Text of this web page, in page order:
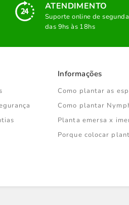
ATENDIMENTO
Suporte online de
das 9hs às 18hs
Informações
Como plantar as
Como plantar
Planta emersa x
Porque colocar